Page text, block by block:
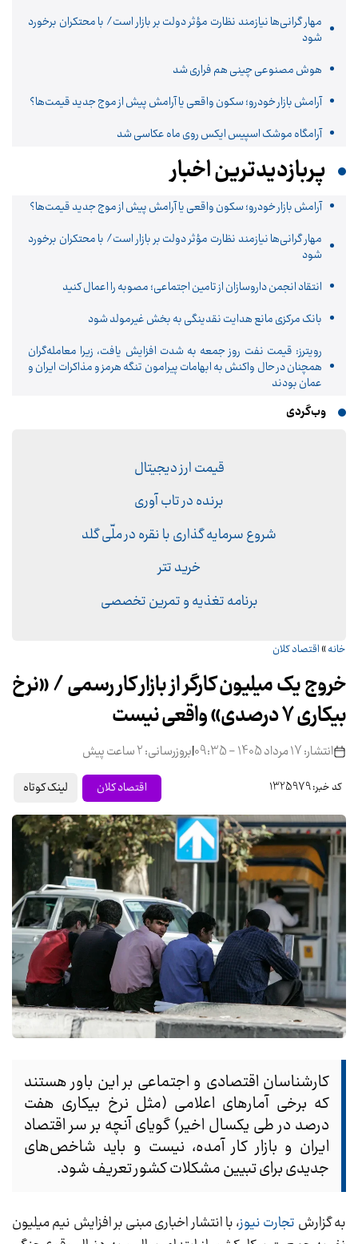
مهار گرانی‌ها نیازمند نظارت مؤثر دولت بر بازار است/ با محتکران برخورد
شود
هوش مصنوعی چینی هم فراری شد
آرامش بازار خودرو؛ سکون واقعی یا آرامش پیش از موج جدید قیمت‌ها؟
آرامگاه موشک اسپیس ایکس روی ماه عکاسی شد
پربازدیدترین اخبار
آرامش بازار خودرو؛ سکون واقعی یا آرامش پیش از موج جدید قیمت‌ها؟
مهار گرانی‌ها نیازمند نظارت مؤثر دولت بر بازار است/ با محتکران برخورد
شود
انتقاد انجمن داروسازان از تامین اجتماعی؛ مصوبه را اعمال کنید
بانک مرکزی مانع هدایت نقدینگی به بخش غیرمولد شود
رویترز: قیمت نفت روز جمعه به شدت افزایش یافت، زیرا معامله‌گران
همچنان در حال واکنش به ابهامات پیرامون تنگه هرمز و مذاکرات ایران و
عمان بودند
وب‌گردی
قیمت ارز دیجیتال
برنده در تاب آوری
شروع سرمایه گذاری با نقره در ملّی گلد
خرید تتر
برنامه تغذیه و تمرین تخصصی